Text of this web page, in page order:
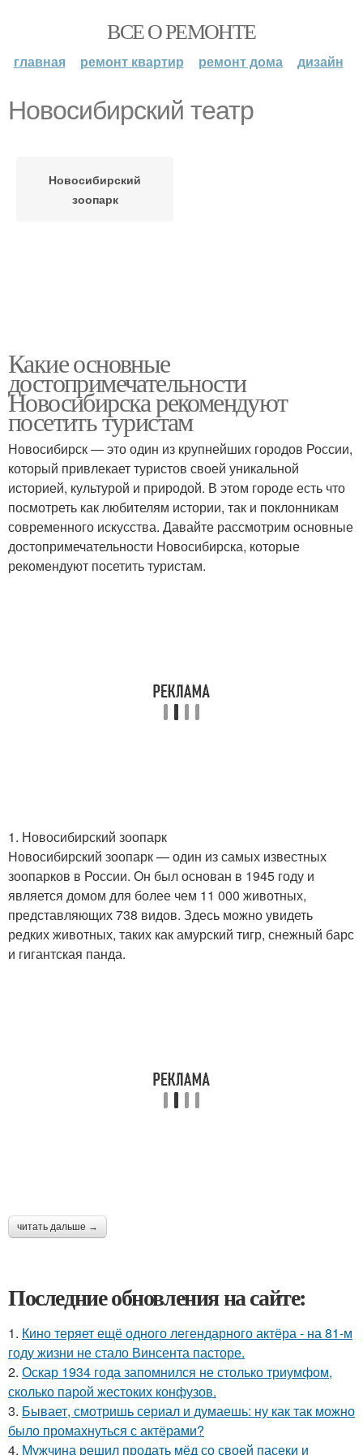
ВСЕ О РЕМОНТЕ
главная ремонт квартир ремонт дома дизайн
Новосибирский театр
Новосибирский
зоопарк
Какие основные
достопримечательности
Новосибирска рекомендуют
посетить туристам
Новосибирск — это один из крупнейших городов России,
который привлекает туристов своей уникальной
историей, культурой и природой. В этом городе есть что
посмотреть как любителям истории, так и поклонникам
современного искусства. Давайте рассмотрим основные
достопримечательности Новосибирска, которые
рекомендуют посетить туристам.
1. Новосибирский зоопарк
Новосибирский зоопарк — один из самых известных
зоопарков в России. Он был основан в 1945 году и
является домом для более чем 11 000 животных,
представляющих 738 видов. Здесь можно увидеть
редких животных, таких как амурский тигр, снежный барс
и гигантская панда.
читать дальше →
Последние обновления на сайте:
1. Кино теряет ещё одного легендарного актёра - на 81-м
году жизни не стало Винсента пасторе.
2. Оскар 1934 года запомнился не столько триумфом,
сколько парой жестоких конфузов.
3. Бывает, смотришь сериал и думаешь: ну как так можно
было промахнуться с актёрами?
4. Мужчина решил продать мёд со своей пасеки и